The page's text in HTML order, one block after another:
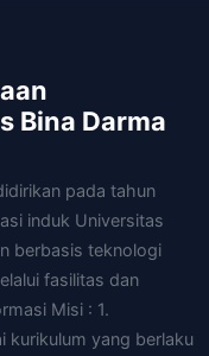
Bina Darma
pada tahun
induk Universitas
berbasis teknologi
fasilitas dan
Misi : 1.
kurikulum yang berlaku